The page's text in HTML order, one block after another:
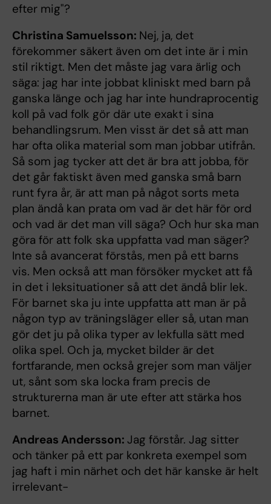
efter mig"?
Christina Samuelsson: Nej, ja, det
förekommer säkert även om det inte är i min
stil riktigt. Men det måste jag vara ärlig och
säga: jag har inte jobbat kliniskt med barn på
ganska länge och jag har inte hundraprocentig
koll på vad folk gör där ute exakt i sina
behandlingsrum. Men visst är det så att man
har ofta olika material som man jobbar utifrån.
Så som jag tycker att det är bra att jobba, för
det går faktiskt även med ganska små barn
runt fyra år, är att man på något sorts meta
plan ändå kan prata om vad är det här för ord
och vad är det man vill säga? Och hur ska man
göra för att folk ska uppfatta vad man säger?
Inte så avancerat förstås, men på ett barns
vis. Men också att man försöker mycket att få
in det i leksituationer så att det ändå blir lek.
För barnet ska ju inte uppfatta att man är på
någon typ av träningsläger eller så, utan man
gör det ju på olika typer av lekfulla sätt med
olika spel. Och ja, mycket bilder är det
fortfarande, men också grejer som man väljer
ut, sånt som ska locka fram precis de
strukturerna man är ute efter att stärka hos
barnet.
Andreas Andersson: Jag förstår. Jag sitter
och tänker på ett par konkreta exempel som
jag haft i min närhet och det här kanske är helt
irrelevant-